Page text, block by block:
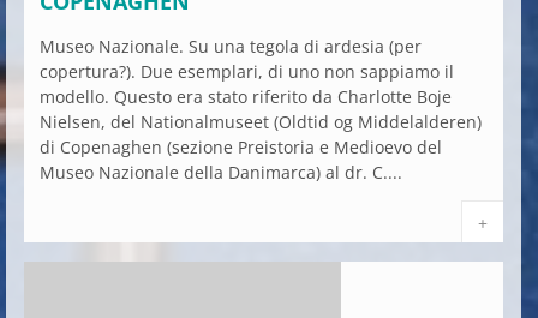
Museo Nazionale. Su una tegola di ardesia (per
copertura?). Due esemplari, di uno non sappiamo il
modello. Questo era stato riferito da Charlotte Boje
Nielsen, del Nationalmuseet (Oldtid og Middelalderen)
di Copenaghen (sezione Preistoria e Medioevo del
Museo Nazionale della Danimarca) al dr. C....
+